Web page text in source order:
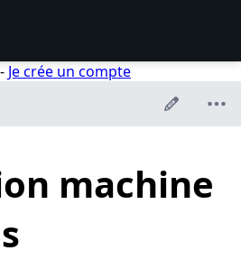
Je crée un compte
machine